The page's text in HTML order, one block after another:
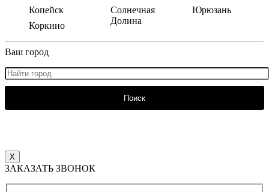
Копейск
Коркино
Солнечная
Долина
Юрюзань
Ваш город
Поиск
X
ЗАКАЗАТЬ ЗВОНОК